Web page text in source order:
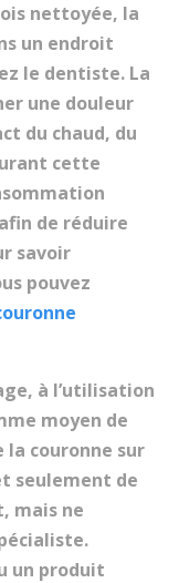
nettoyée, la
un endroit
le dentiste. La
une douleur
du chaud, du
cette
de réduire
savoir
pouvez
à l’utilisation
moyen de
couronne sur
seulement de
mais ne
un produit